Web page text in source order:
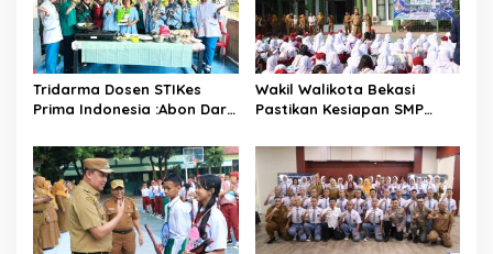
Tridarma Dosen STIKes
Prima Indonesia :Abon Dari
Kembung Jadi Inovasi PMT
Balita Di Desa Mangunjaya
Bekasi
Wakil Walikota Bekasi
Pastikan Kesiapan SMP
Ajaran Baru 2026